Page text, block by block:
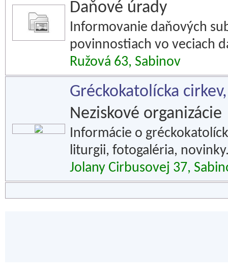
Daňové úrady
Informovanie daňových
povinnostiach vo veciach
Ružová 63, Sabinov
Gréckokatolícka
Neziskové organizácie
Informácie o
liturgii, fotogaléria,
Jolany Cirbusovej 37,